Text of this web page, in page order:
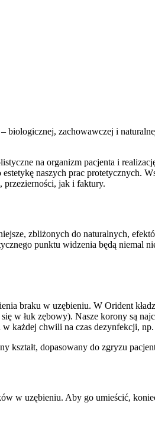
zachowawczej i
na organizm pacjenta i
naszych prac protetycznych.
jak i faktury.
zbliżonych do naturalnych,
punktu widzenia będą
braku w uzębieniu. W Orident
w łuk zębowy). Nasze korony są
każdej chwili na czas dezynfekcji,
kształt, dopasowany do zgryzu
w uzębieniu. Aby go umieścić,